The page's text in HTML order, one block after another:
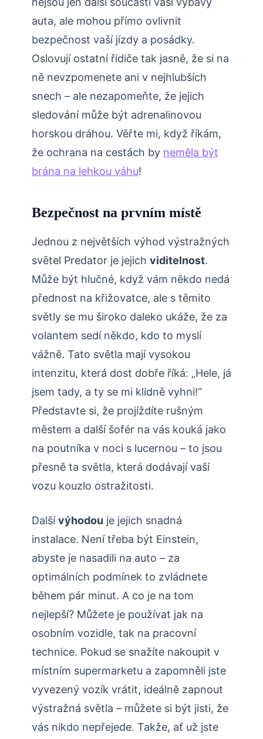
auta, ale mohou přímo ovlivnit
bezpečnost vaší jízdy a posádky.
Oslovují ostatní řidiče tak jasně, že si na
ně nevzpomenete ani v nejhlubších
snech – ale nezapomeňte, že jejich
sledování může být adrenalinovou
horskou dráhou. Věřte mi, když říkám,
že ochrana na cestách by neměla být
brána na lehkou váhu!
Bezpečnost na prvním místě
Jednou z největších výhod výstražných
světel Predator je jejich viditelnost.
Může být hlučné, když vám někdo nedá
přednost na křižovatce, ale s těmito
světly se mu široko daleko ukáže, že za
volantem sedí někdo, kdo to myslí
vážně. Tato světla mají vysokou
intenzitu, která dost dobře říká: „Hele, já
jsem tady, a ty se mi klidně vyhni!“
Představte si, že projíždíte rušným
městem a další šofér na vás kouká jako
na poutníka v noci s lucernou – to jsou
přesně ta světla, která dodávají vaší
vozu kouzlo ostražitosti.
Dalšívýhodou je jejich snadná
instalace. Není třeba být Einstein,
abyste je nasadili na auto – za
optimálních podmínek to zvládnete
během pár minut. A co je na tom
nejlepší? Můžete je používat jak na
osobním vozidle, tak na pracovní
technice. Pokud se snažíte nakoupit v
místním supermarketu a zapomněli jste
vyvezený vozík vrátit, ideálně zapnout
výstražná světla – můžete si být jisti, že
vás nikdo nepřejede. Takže, ať už jste